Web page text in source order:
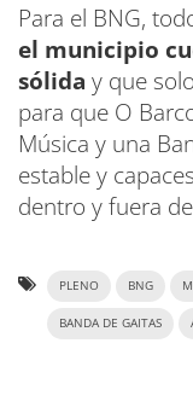
Para el BNG,
el municipio
sólida y que
para que O
Música y una
estable y
dentro y fuera
PLENO BNG
BANDA DE GAITAS